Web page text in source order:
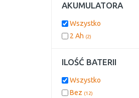
AKUMULATORA
Wszystko
2 Ah (2)
ILOŚĆ BATERII
Wszystko
Bez (12)